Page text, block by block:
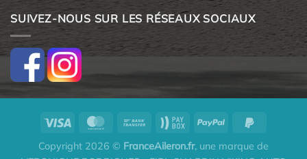
SUIVEZ-NOUS SUR LES RÉSEAUX SOCIAUX
Copyright 2026 © FranceAileron.fr, une marque de